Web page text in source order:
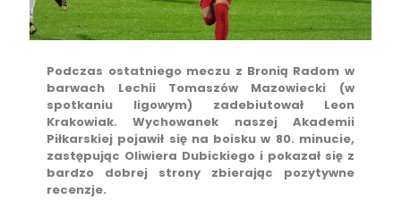
Podczas ostatniego meczu z Bronią Radom w
barwach Lechii Tomaszów Mazowiecki (w
spotkaniu ligowym) zadebiutował Leon
Krakowiak. Wychowanek naszej Akademii
Piłkarskiej pojawił się na boisku w 80. minucie,
zastępując Oliwiera Dubickiego i pokazał się z
bardzo dobrej strony zbierając pozytywne
recenzje.